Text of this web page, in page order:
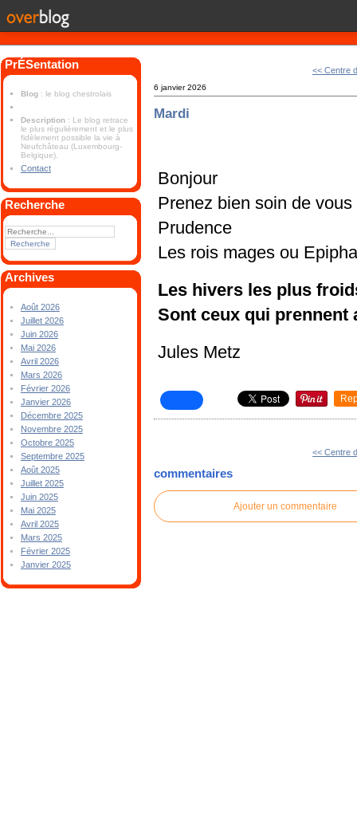
PrÉSentation
Blog : le blog chestrolais
Description : Le blog retrace
le plus régulièrement et le plus
fidèlement possible la vie à
Neufchâteau (Luxembourg-
Belgique).
Contact
Recherche
Archives
Août 2026
Juillet 2026
Juin 2026
Mai 2026
Avril 2026
Mars 2026
Février 2026
Janvier 2026
Décembre 2025
Novembre 2025
Octobre 2025
Septembre 2025
Août 2025
Juillet 2025
Juin 2025
Mai 2025
Avril 2025
Mars 2025
Février 2025
Janvier 2025
<< Centre
6 janvier 2026
Mardi
Bonjour
Prenez bien soin de vous
Prudence
Les rois mages ou
Les hivers les plus
Sont ceux qui prennent
Jules Metz
<< Centre
commentaires
Ajouter un commentaire